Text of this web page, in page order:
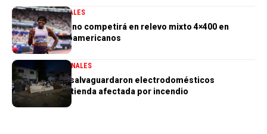
DEPORTESGENERALES
Marileidy Paulino competirá en relevo mixto 4×400 en
Juegos Centroamericanos
GENERALES NACIONALES
PN aclara que salvaguardaron electrodomésticos
sustraídos de tienda afectada por incendio